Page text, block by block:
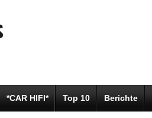
*CAR HIFI* Top 10 Berichte